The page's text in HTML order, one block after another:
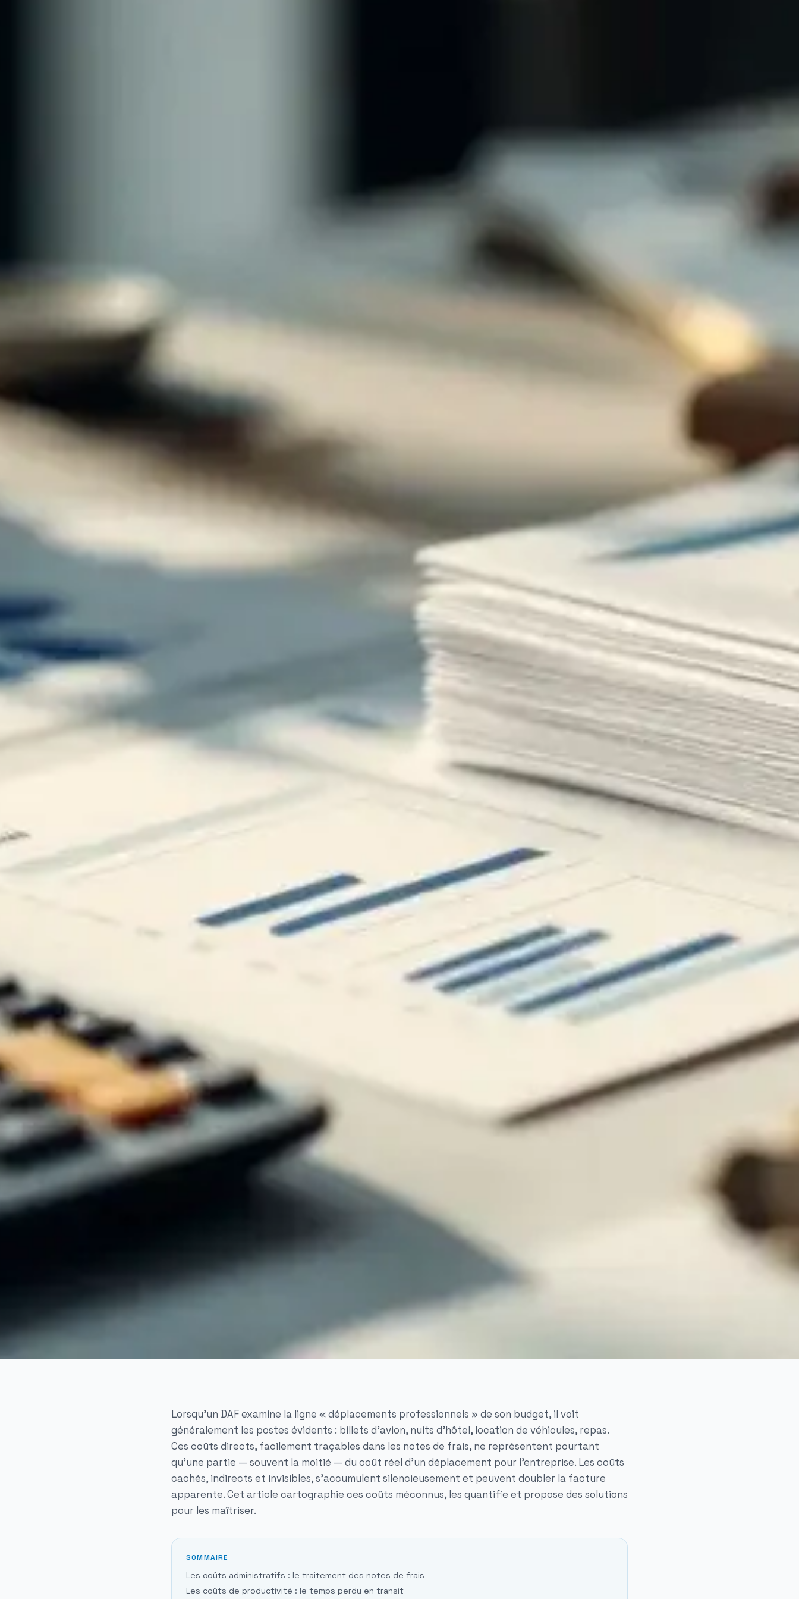
Lorsqu'un DAF examine la ligne « déplacements professionnels » de son budget, il voit
généralement les postes évidents : billets d'avion, nuits d'hôtel, location de véhicules, repas.
Ces coûts directs, facilement traçables dans les notes de frais, ne représentent pourtant
qu'une partie — souvent la moitié — du coût réel d'un déplacement pour l'entreprise. Les coûts
cachés, indirects et invisibles, s'accumulent silencieusement et peuvent doubler la facture
apparente. Cet article cartographie ces coûts méconnus, les quantifie et propose des solutions
pour les maîtriser.
SOMMAIRE
Les coûts administratifs : le traitement des notes de frais
Les coûts de productivité : le temps perdu en transit